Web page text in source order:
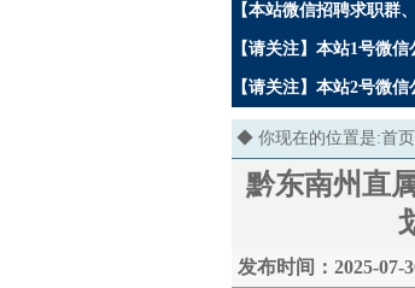
【本站微信招聘求职群
【请关注】本站1号微
【请关注】本站2号微
◆ 你现在的位置是:首页
黔东南州直
发布时间：2025-07-